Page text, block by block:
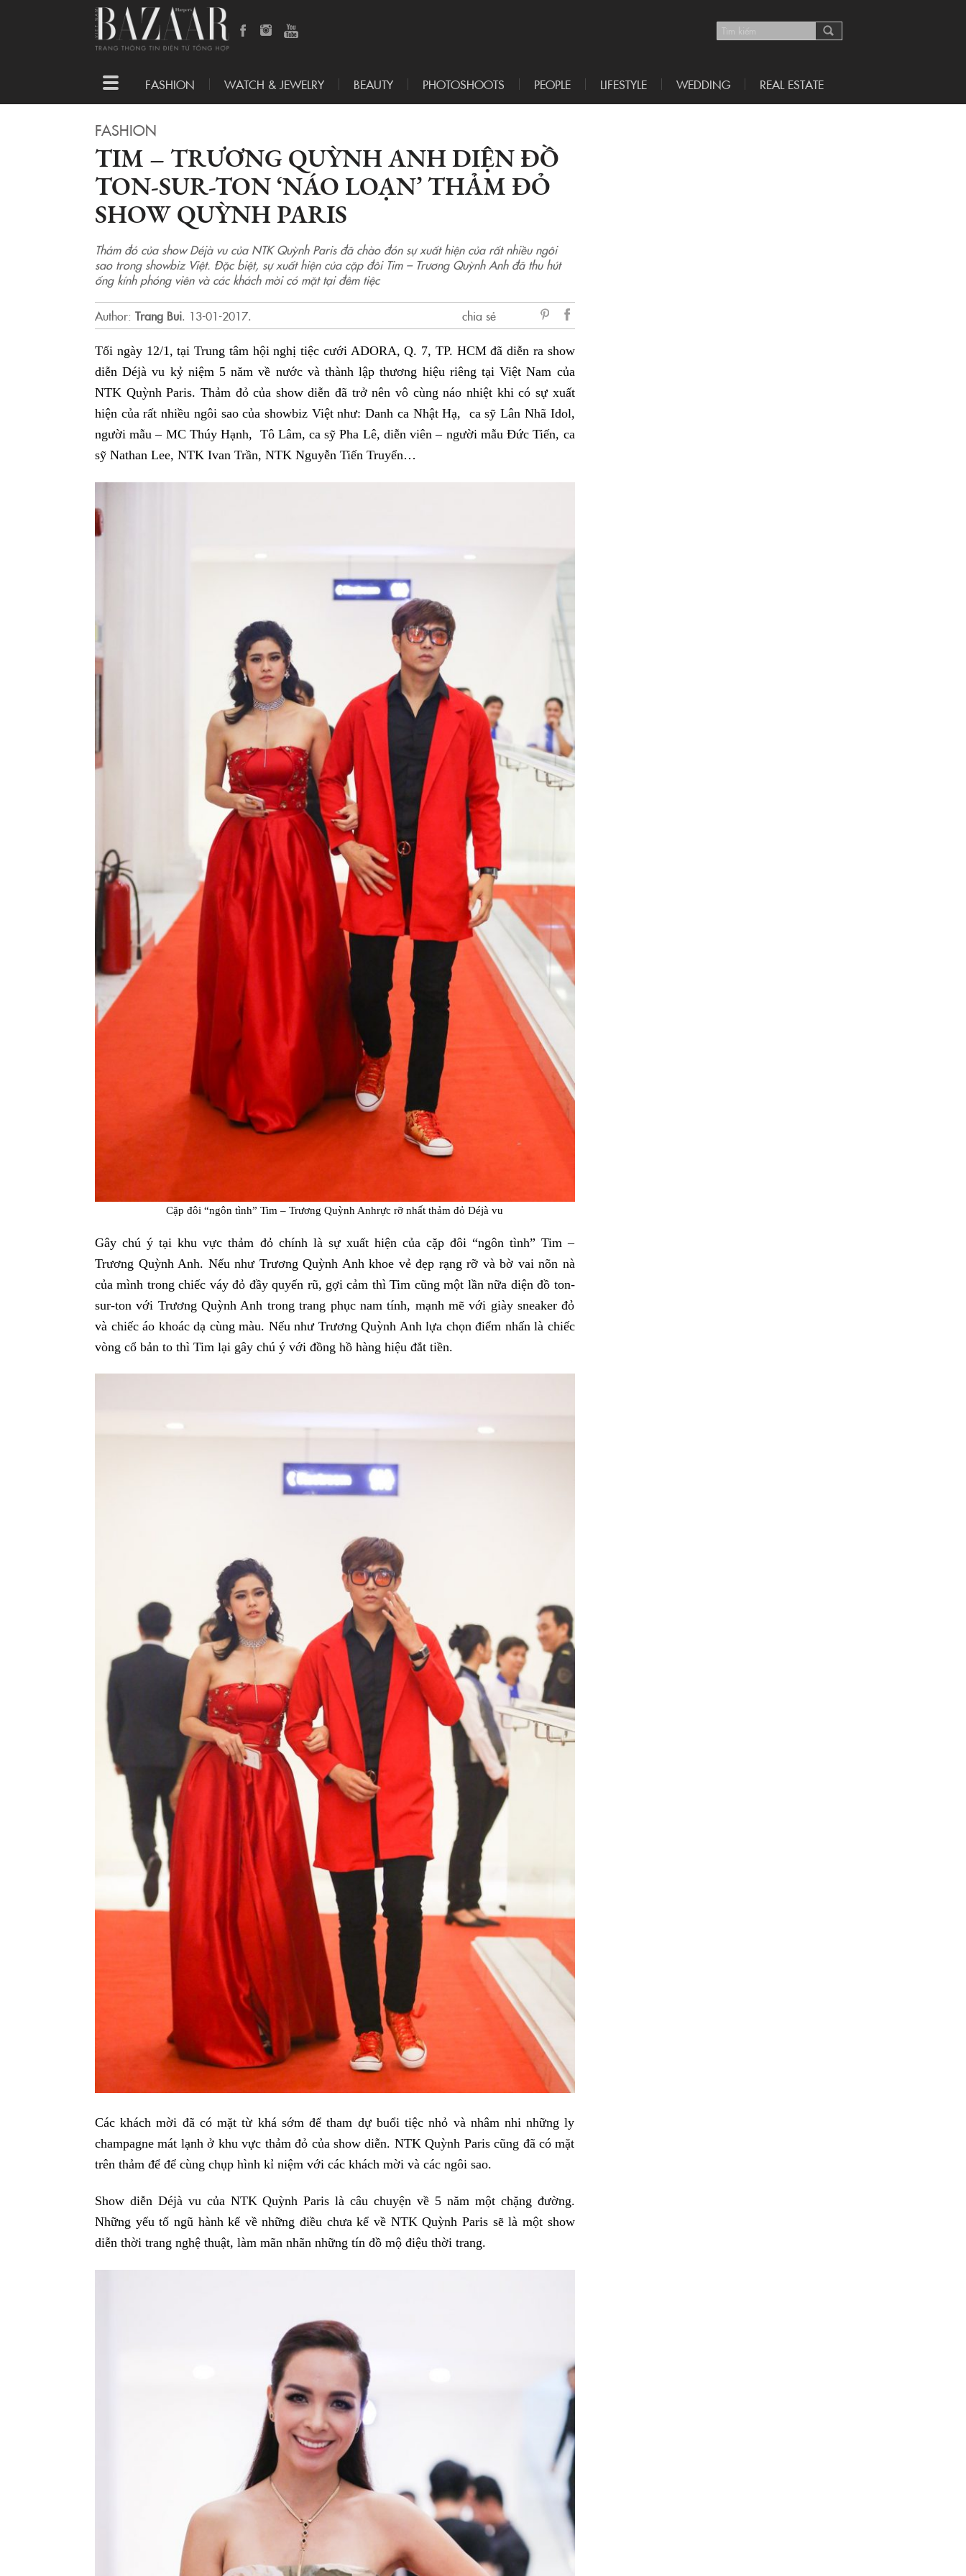
Toggle
navigation
FASHION WATCH & JEWELRY BEAUTY PHOTOSHOOTS PEOPLE LIFESTYLE WEDDING REAL ESTATE
FASHION
TIM – TRƯƠNG QUỲNH ANH DIỆN ĐỒ
TON-SUR-TON ‘NÁO LOẠN’ THẢM ĐỎ
SHOW QUỲNH PARIS
Thảm đỏ của show Déjà vu của NTK Quỳnh Paris đã chào đón sự xuất hiện của rất nhiều ngôi
sao trong showbiz Việt. Đặc biệt, sự xuất hiện của cặp đôi Tim – Trương Quỳnh Anh đã thu hút
ống kính phóng viên và các khách mời có mặt tại đêm tiệc
Author: Trang Bui. 13-01-2017.
chia sẻ
Facebook
Tối ngày 12/1, tại Trung tâm hội nghị tiệc cưới ADORA, Q. 7, TP. HCM đã diễn ra show
diễn Déjà vu kỷ niệm 5 năm về nước và thành lập thương hiệu riêng tại Việt Nam của
NTK Quỳnh Paris. Thảm đỏ của show diễn đã trở nên vô cùng náo nhiệt khi có sự xuất
hiện của rất nhiều ngôi sao của showbiz Việt như: Danh ca Nhật Hạ, ca sỹ Lân Nhã Idol,
người mẫu – MC Thúy Hạnh, Tô Lâm, ca sỹ Pha Lê, diễn viên – người mẫu Đức Tiến, ca
sỹ Nathan Lee, NTK Ivan Trần, NTK Nguyễn Tiến Truyển…
Cặp đôi “ngôn tình” Tim – Trương Quỳnh Anhrực rỡ nhất thảm đỏ Déjà vu
Gây chú ý tại khu vực thảm đỏ chính là sự xuất hiện của cặp đôi “ngôn tình” Tim –
Trương Quỳnh Anh. Nếu như Trương Quỳnh Anh khoe vẻ đẹp rạng rỡ và bờ vai nõn nà
của mình trong chiếc váy đỏ đầy quyến rũ, gợi cảm thì Tim cũng một lần nữa diện đồ ton-
sur-ton với Trương Quỳnh Anh trong trang phục nam tính, mạnh mẽ với giày sneaker đỏ
và chiếc áo khoác dạ cùng màu. Nếu như Trương Quỳnh Anh lựa chọn điểm nhấn là chiếc
vòng cổ bản to thì Tim lại gây chú ý với đồng hồ hàng hiệu đắt tiền.
Các khách mời đã có mặt từ khá sớm để tham dự buổi tiệc nhỏ và nhâm nhi những ly
champagne mát lạnh ở khu vực thảm đỏ của show diễn. NTK Quỳnh Paris cũng đã có mặt
trên thảm để để cùng chụp hình kỉ niệm với các khách mời và các ngôi sao.
Show diễn Déjà vu của NTK Quỳnh Paris là câu chuyện về 5 năm một chặng đường.
Những yếu tố ngũ hành kể về những điều chưa kể về NTK Quỳnh Paris sẽ là một show
diễn thời trang nghệ thuật, làm mãn nhãn những tín đồ mộ điệu thời trang.